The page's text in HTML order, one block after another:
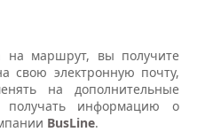
на маршрут, вы получите
свою электронную почту,
на дополнительные
информацию о
BusLine.